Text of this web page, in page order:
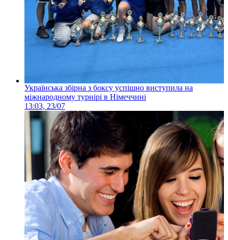
Українська збірна з боксу успішно виступила на
міжнародному турнірі в Німеччині
13:03, 23/07